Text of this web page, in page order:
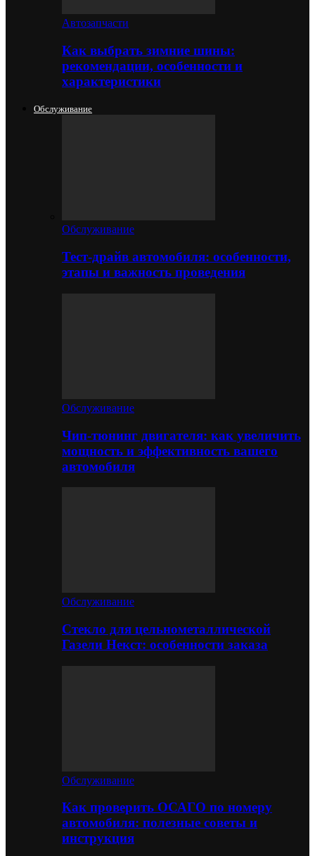
Автозапчасти
Как выбрать зимние шины:
рекомендации, особенности и
характеристики
Обслуживание
Обслуживание
Тест-драйв автомобиля: особенности,
этапы и важность проведения
Обслуживание
Чип-тюнинг двигателя: как увеличить
мощность и эффективность вашего
автомобиля
Обслуживание
Стекло для цельнометаллической
Газели Некст: особенности заказа
Обслуживание
Как проверить ОСАГО по номеру
автомобиля: полезные советы и
инструкция